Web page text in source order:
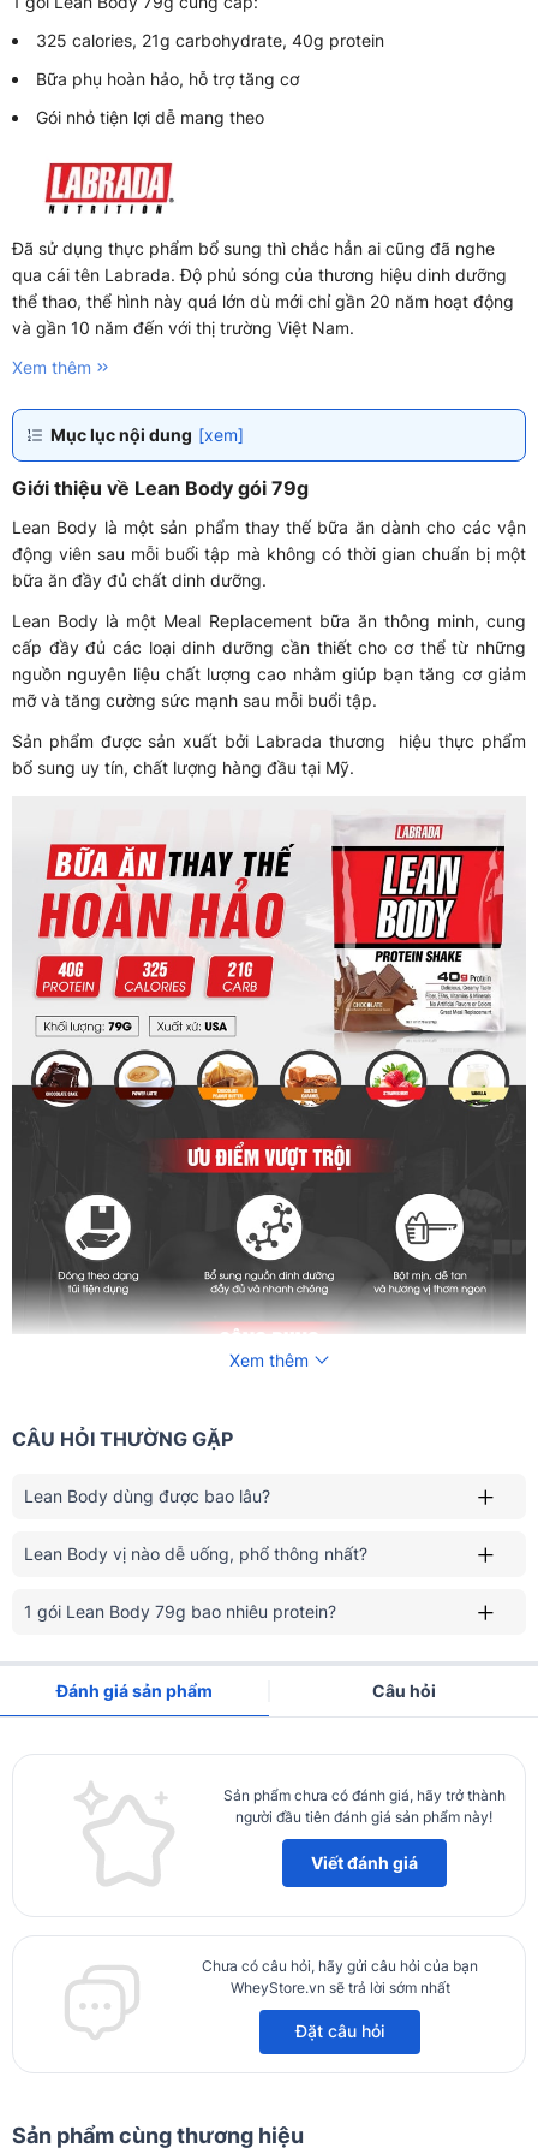
325 calories, 21g carbohydrate, 40g protein
Bữa phụ hoàn hảo, hỗ trợ tăng cơ
Gói nhỏ tiện lợi dễ mang theo
Đã sử dụng thực phẩm bổ sung thì chắc hẳn ai cũng đã nghe
qua cái tên Labrada. Độ phủ sóng của thương hiệu dinh dưỡng
thể thao, thể hình này quá lớn dù mới chỉ gần 20 năm hoạt động
và gần 10 năm đến với thị trường Việt Nam.
Xem thêm
Mục lục nội dung [xem]
Giới thiệu về Lean Body gói 79g
Lean Body là một sản phẩm thay thế bữa ăn dành cho các vận
động viên sau mỗi buổi tập mà không có thời gian chuẩn bị một
bữa ăn đầy đủ chất dinh dưỡng.
Lean Body là một Meal Replacement bữa ăn thông minh, cung
cấp đầy đủ các loại dinh dưỡng cần thiết cho cơ thể từ những
nguồn nguyên liệu chất lượng cao nhằm giúp bạn tăng cơ giảm
mỡ và tăng cường sức mạnh sau mỗi buổi tập.
Sản phẩm được sản xuất bởi Labrada thương hiệu thực phẩm
bổ sung uy tín, chất lượng hàng đầu tại Mỹ.
Ưu điểm của Lean Body gói 79g
1 gói tương ứng với 1 serving nhỏ gọn, tiện lợi
Lean Body được đóng theo dạng gói nhỏ gọn 1 serving tiện lợi.
Chúng ta có thể đem theo khi đi tập, đi du lịch và pha chế nhanh
▪️ Cung cấp 325 calories cung cấp năng lượng phù hợp cho bữa
Xem thêm
CÂU HỎI THƯỜNG GẶP
Lean Body dùng được bao lâu?
Lean Body vị nào dễ uống, phổ thông nhất?
1 gói Lean Body 79g bao nhiêu protein?
Đánh giá sản phẩm Câu hỏi
Sản phẩm chưa có đánh giá, hãy trở thành
người đầu tiên đánh giá sản phẩm này!
Viết đánh giá
Chưa có câu hỏi, hãy gửi câu hỏi của bạn
WheyStore.vn sẽ trả lời sớm nhất
Đặt câu hỏi
Sản phẩm cùng thương hiệu